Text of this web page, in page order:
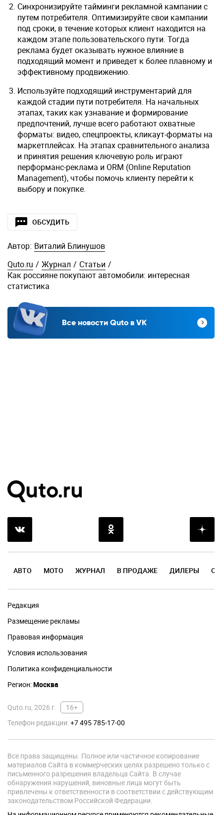
Синхронизируйте тайминги рекламной кампании с
путем потребителя. Оптимизируйте свои кампании
под сроки, в течение которых клиент находится на
каждом этапе пользовательского пути. Тогда
реклама будет оказывать нужное влияние в
подходящий момент и приведет к более плавному и
эффективному продвижению.
Используйте подходящий инструментарий для
каждой стадии пути потребителя. На начальных
этапах, таких как узнавание и формирование
предпочтений, лучше всего работают охватные
форматы: видео, спецпроекты, кликаут-форматы на
маркетплейсах. На этапах сравнительного анализа
и принятия решения ключевую роль играют
перформанс-реклама и ORM (Online Reputation
Management), чтобы помочь клиенту перейти к
выбору и покупке.
ОБСУДИТЬ
Автор: Виталий Блинушов
Quto.ru / Журнал / Статьи /
Как россияне покупают автомобили: интересная
статистика
Все новости Quto в VK
АВТО МОТО ЖУРНАЛ В ПРОДАЖЕ ДИЛЕРЫ
Редакция
Размещение рекламы
Правовая информация
Условия использования
Политика конфиденциальности
Регион:Москва
Quto.ru, 2026 г.
16+
Телефон редакции:+7 495 785-17-00
Все права защищены. Полное или частичное копирование
материалов Сайта в коммерческих целях разрешено только с
письменного разрешения владельца Сайта. В случае
обнаружения нарушений, виновные лица могут быть
привлечены к ответственности в соответствии с действующим
законодательством Российской Федерации.